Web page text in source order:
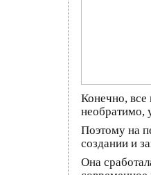
Конечно, все
необратимо,
Поэтому на
создании и
Она